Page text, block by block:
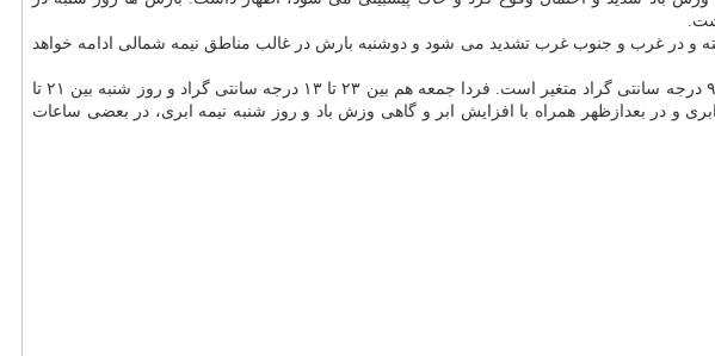
گسترش یافته و در غرب و جنوب غرب تشدید می شود و دوشنبه بارش در غالب مناطق نیمه شمالی ادامه خواهد
و هوای پایتخت طی سه روز آینده را هم پیش بینی نمود و اظهار داشت: امروز پنج شنبه، دمای تهران بین ۲۲ تا ۹ درجه سانتی گراد متغیر است. فردا جمعه هم بین ۲۳ تا ۱۳ درجه سانتی گراد و روز شنبه بین ۲۱ تا
و در بعدازظهر همراه با افزایش ابر و گاهی وزش باد و روز شنبه نیمه ابری، در بعضی ساعات